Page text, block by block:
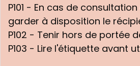
P101 - En cas de
garder à disposition le
P102 - Tenir hors de portée
P103 - Lire l'étiquette avant